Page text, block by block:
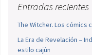
Entradas recientes
The Witcher. Los cómics
La Era de Revelación –
estilo cajún